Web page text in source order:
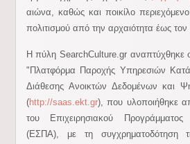
αιώνα, καθώς και ποικίλο
πολιτισμού από την αρχαιότητα έως
Η πύλη SearchCulture.gr αναπτύχθηκε
"Πλατφόρμα Παροχής Υπηρεσιών
Διάθεσης Ανοικτών Δεδομένων και
(http://saas.ekt.gr), που υλοποιήθηκε
του Επιχειρησιακού
(ΕΣΠΑ), με τη συγχρηματοδότηση